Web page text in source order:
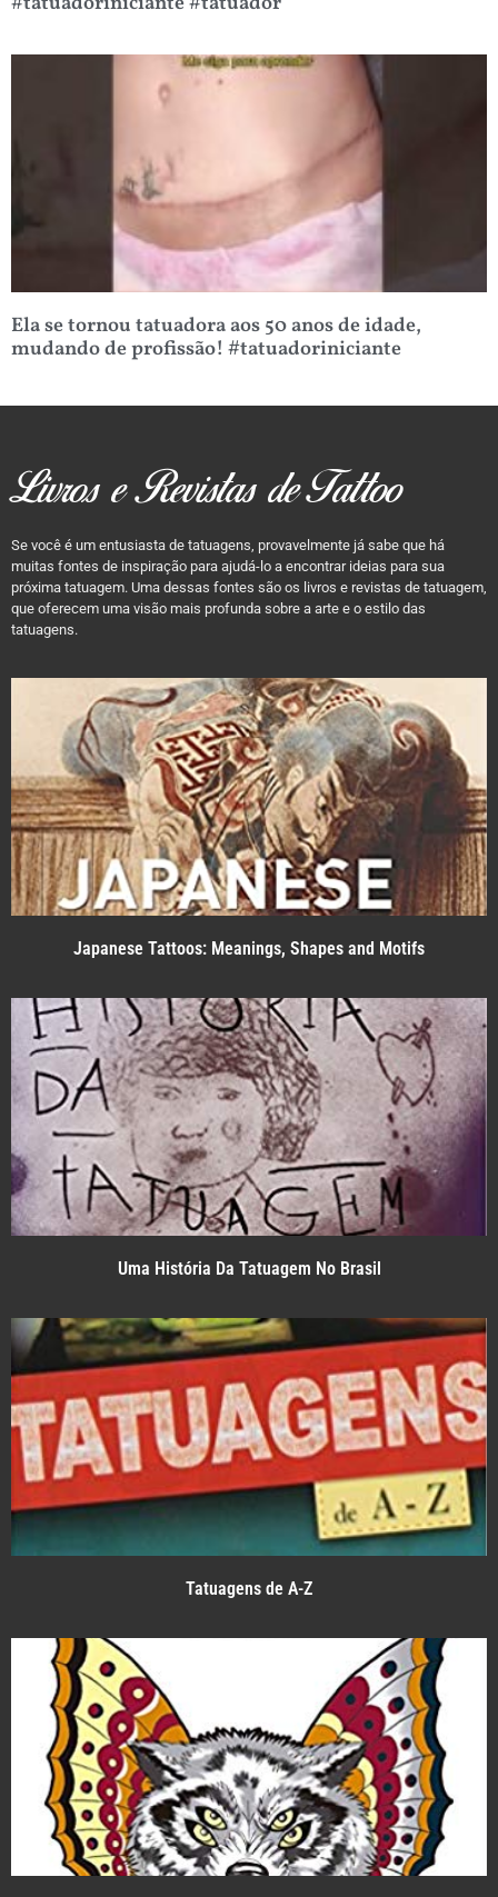
Ela se tornou tatuadora aos 50 anos de idade,
mudando de profissão! #tatuadoriniciante
Livros e Revistas de Tattoo
Se você é um entusiasta de tatuagens, provavelmente já sabe que há
muitas fontes de inspiração para ajudá-lo a encontrar ideias para sua
próxima tatuagem. Uma dessas fontes são os livros e revistas de tatuagem,
que oferecem uma visão mais profunda sobre a arte e o estilo das
tatuagens.
Japanese Tattoos: Meanings, Shapes and Motifs
Uma História Da Tatuagem No Brasil
Tatuagens de A-Z